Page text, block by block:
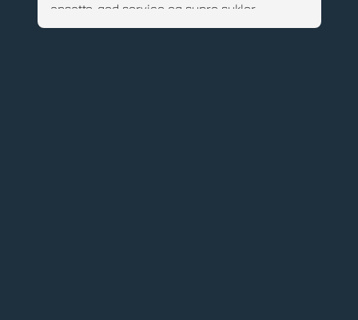
ansatte, god service og supre sykler.
Anbefales.